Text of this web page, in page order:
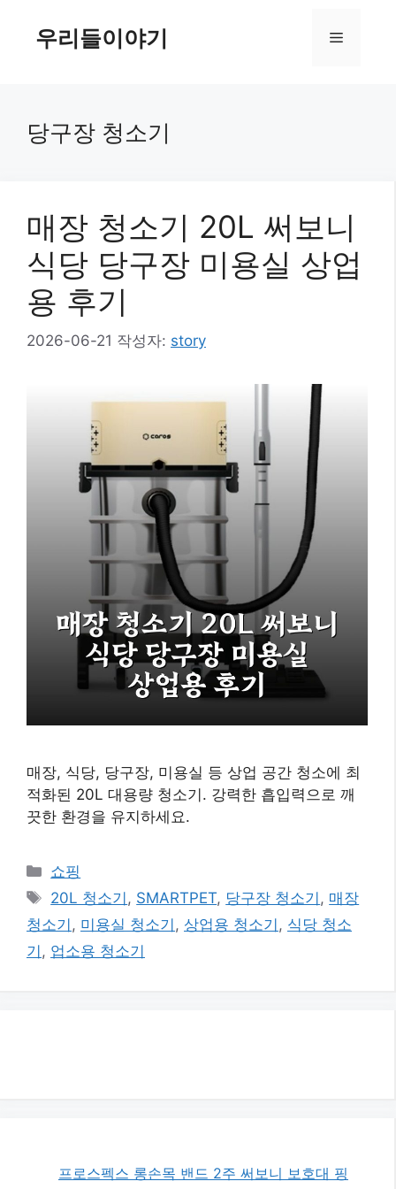
우리들이야기 메
당구장 청소기
매장 청소기 20L 써보니
식당 당구장 미용실 상업
용 후기
2026-06-21 작성자: story
매장, 식당, 당구장, 미용실 등 상업 공간 청소에 최
적화된 20L 대용량 청소기. 강력한 흡입력으로 깨
끗한 환경을 유지하세요.
카
테
리
쇼핑
태
그
20L 청소기 , SMARTPET, 당구장 청소기 , 매장
청소기 , 미용실 청소기 , 상업용 청소기 , 식당 청소
기 , 업소용 청소기
프로스펙스 롱손목 밴드 2주 써보니 보호대 핑